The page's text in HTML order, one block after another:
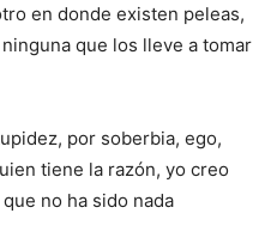
en donde existen peleas,
que los lleve a tomar
por soberbia, ego,
tiene la razón, yo creo
no ha sido nada